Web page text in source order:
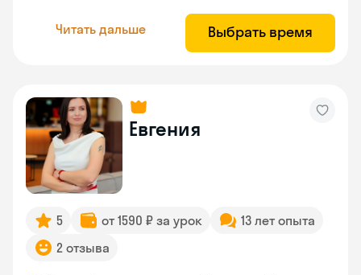
Читать дальше Выбрать время
Евгения
5 от 1590 ₽ за урок
13 лет опыта
2 отзыва